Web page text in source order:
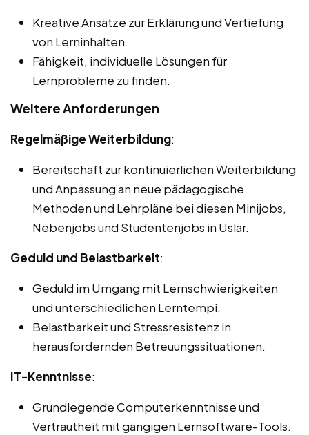
Kreative Ansätze zur Erklärung und Vertiefung
von Lerninhalten.
Fähigkeit, individuelle Lösungen für
Lernprobleme zu finden.
Weitere Anforderungen
Regelmäßige Weiterbildung:
Bereitschaft zur kontinuierlichen Weiterbildung
und Anpassung an neue pädagogische
Methoden und Lehrpläne bei diesen Minijobs,
Nebenjobs und Studentenjobs in Uslar.
Geduld und Belastbarkeit:
Geduld im Umgang mit Lernschwierigkeiten
und unterschiedlichen Lerntempi.
Belastbarkeit und Stressresistenz in
herausfordernden Betreuungssituationen.
IT-Kenntnisse:
Grundlegende Computerkenntnisse und
Vertrautheit mit gängigen Lernsoftware-Tools.